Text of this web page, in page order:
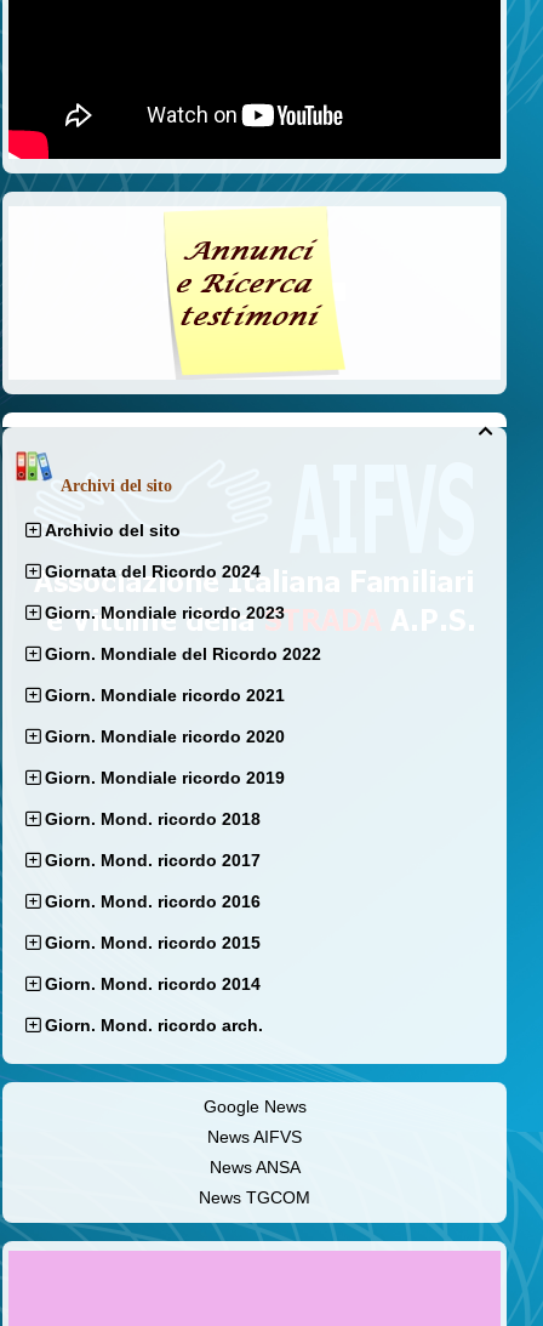

Archivi del sito
Archivio del sito
Giornata del Ricordo 2024
Giorn. Mondiale ricordo 2023
Giorn. Mondiale del Ricordo 2022
Giorn. Mondiale ricordo 2021
Giorn. Mondiale ricordo 2020
Giorn. Mondiale ricordo 2019
Giorn. Mond. ricordo 2018
Giorn. Mond. ricordo 2017
Giorn. Mond. ricordo 2016
Giorn. Mond. ricordo 2015
Giorn. Mond. ricordo 2014
Giorn. Mond. ricordo arch.
Google News
News AIFVS
News ANSA
News TGCOM